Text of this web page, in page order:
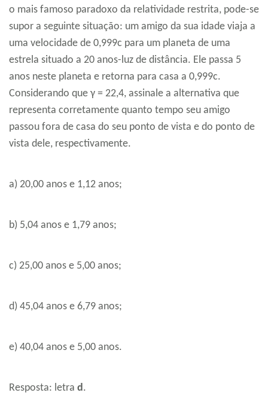
o mais famoso paradoxo da relatividade restrita, pode-se
supor a seguinte situação: um amigo da sua idade viaja a
uma velocidade de 0,999c para um planeta de uma
estrela situado a 20 anos-luz de distância. Ele passa 5
anos neste planeta e retorna para casa a 0,999c.
Considerando que γ = 22,4, assinale a alternativa que
representa corretamente quanto tempo seu amigo
passou fora de casa do seu ponto de vista e do ponto de
vista dele, respectivamente.
a) 20,00 anos e 1,12 anos;
b) 5,04 anos e 1,79 anos;
c) 25,00 anos e 5,00 anos;
d) 45,04 anos e 6,79 anos;
e) 40,04 anos e 5,00 anos.
Resposta: letra d.